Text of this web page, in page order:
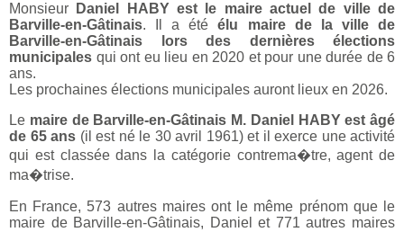
Monsieur
Daniel HABY est le maire actuel de ville de
Barville-en-Gâtinais. Il a étéélu maire de la ville de
Barville-en-Gâtinais lors des dernières élections
municipales qui ont eu lieu en 2020 et pour une durée de 6
ans.
Les prochaines élections municipales auront lieux en 2026.
Le maire de Barville-en-Gâtinais M. Daniel HABY est âgé
de 65 ans (il est né le 30 avril 1961) et il exerce une activité
qui est classée dans la catégorie contrema�tre, agent de
ma�trise.
En France, 573 autres maires ont le même prénom que le
maire de Barville-en-Gâtinais, Daniel et 771 autres maires